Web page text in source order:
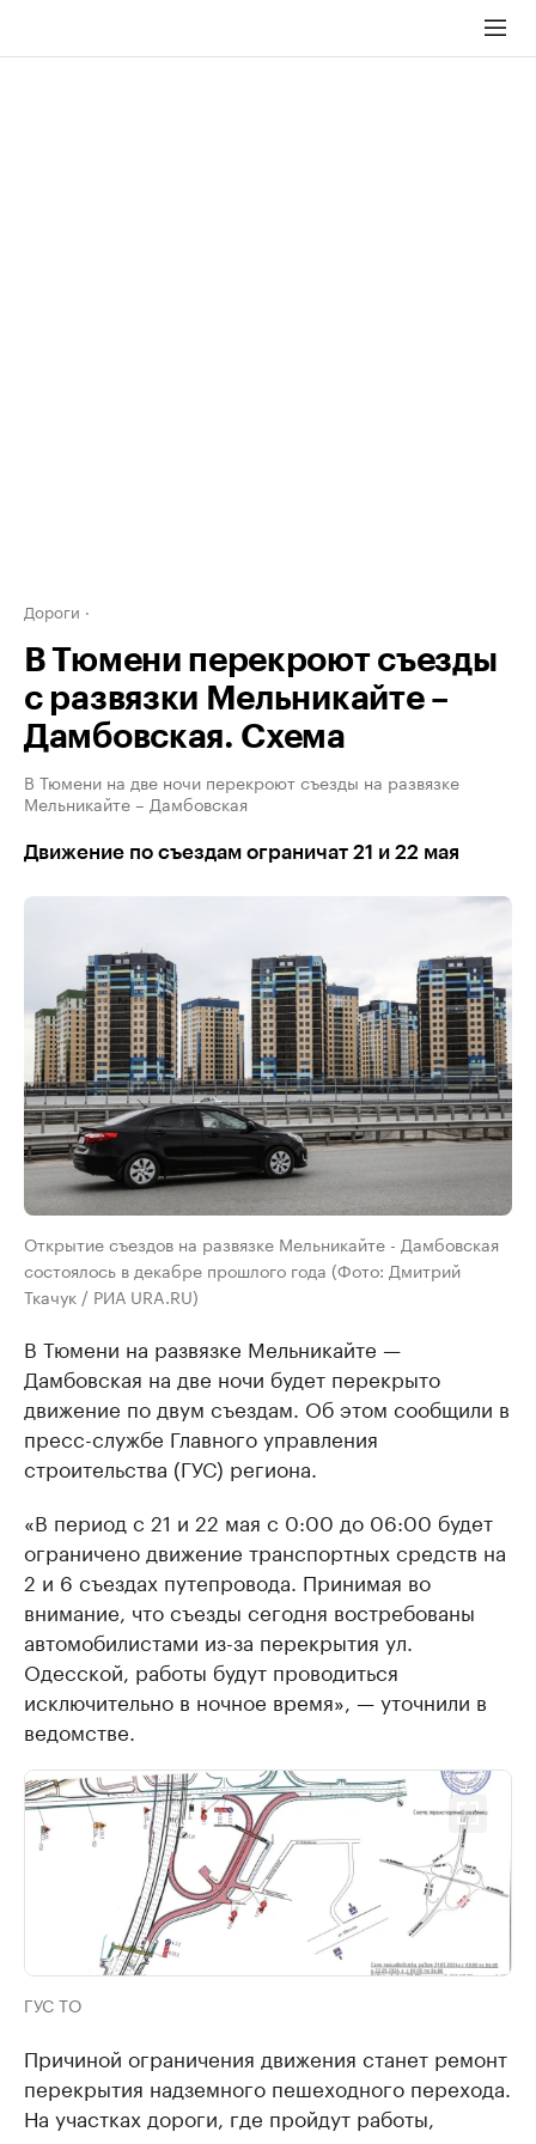
Дороги
В Тюмени перекроют съезды
с развязки Мельникайте –
Дамбовская. Схема
В Тюмени на две ночи перекроют съезды на развязке
Мельникайте – Дамбовская
Движение по съездам ограничат 21 и 22 мая
Открытие съездов на развязке Мельникайте - Дамбовская
состоялось в декабре прошлого года (Фото: Дмитрий
Ткачук / РИА URA.RU)
В Тюмени на развязке Мельникайте —
Дамбовская на две ночи будет перекрыто
движение по двум съездам. Об этом сообщили в
пресс-службе Главного управления
строительства (ГУС) региона.
«В период с 21 и 22 мая с 0:00 до 06:00 будет
ограничено движение транспортных средств на
2 и 6 съездах путепровода. Принимая во
внимание, что съезды сегодня востребованы
автомобилистами из-за перекрытия ул.
Одесской, работы будут проводиться
исключительно в ночное время», — уточнили в
ведомстве.
ГУС ТО
Причиной ограничения движения станет ремонт
перекрытия надземного пешеходного перехода.
На участках дороги, где пройдут работы,